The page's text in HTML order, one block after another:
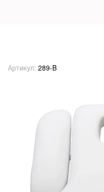
Артикул: 289-B